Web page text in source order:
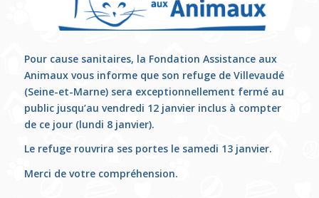
Pour cause sanitaires, la Fondation Assistance aux
Animaux vous informe que son refuge de Villevaudé
(Seine-et-Marne) sera exceptionnellement fermé au
public jusqu’au vendredi 12 janvier inclus à compter
de ce jour (lundi 8 janvier).
Le refuge rouvrira ses portes le samedi 13 janvier.
Merci de votre compréhension.